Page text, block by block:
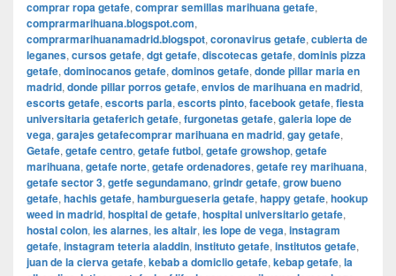
comprar ropa getafe, comprar semillas marihuana getafe,
comprarmarihuana.blogspot.com,
comprarmarihuanamadrid.blogspot, coronavirus getafe, cubierta de
leganes, cursos getafe, dgt getafe, discotecas getafe, dominis pizza
getafe, dominocanos getafe, dominos getafe, donde pillar maria en
madrid, donde pillar porros getafe, envios de marihuana en madrid,
escorts getafe, escorts parla, escorts pinto, facebook getafe, fiesta
universitaria getaferich getafe, furgonetas getafe, galeria lope de
vega, garajes getafecomprar marihuana en madrid, gay getafe,
Getafe, getafe centro, getafe futbol, getafe growshop, getafe
marihuana, getafe norte, getafe ordenadores, getafe rey marihuana,
getafe sector 3, getfe segundamano, grindr getafe, grow bueno
getafe, hachis getafe, hamburgueseria getafe, happy getafe, hookup
weed in madrid, hospital de getafe, hospital universitario getafe,
hostal colon, ies alarnes, ies altair, ies lope de vega, instagram
getafe, instagram teteria aladdin, instituto getafe, institutos getafe,
juan de la cierva getafe, kebab a domiclio getafe, kebap getafe, la